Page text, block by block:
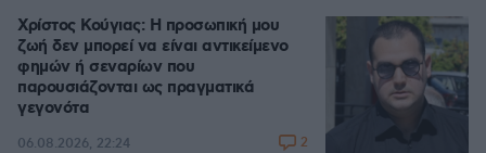
Χρίστος Κούγιας: Η προσωπική μου
ζωή δεν μπορεί να είναι αντικείμενο
φημών ή σεναρίων που
παρουσιάζονται ως πραγματικά
γεγονότα
06.08.2026, 22:24 2